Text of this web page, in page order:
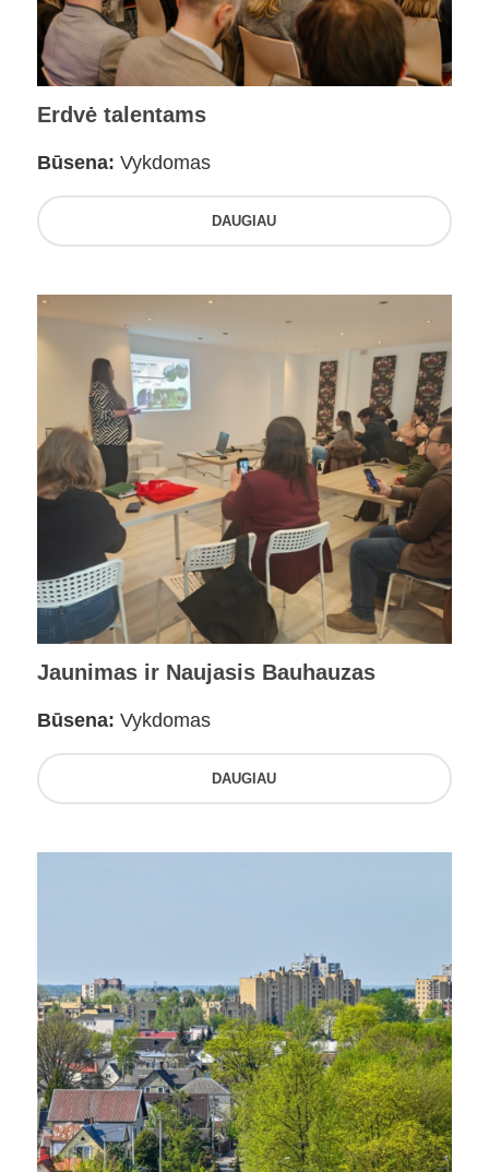
Erdvė talentams
Būsena: Vykdomas
DAUGIAU
Jaunimas ir Naujasis Bauhauzas
Būsena: Vykdomas
DAUGIAU